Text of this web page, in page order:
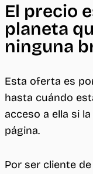
El precio
planeta
ninguna
Esta oferta es
hasta cuándo
acceso a ella si
página.
Por ser cliente de